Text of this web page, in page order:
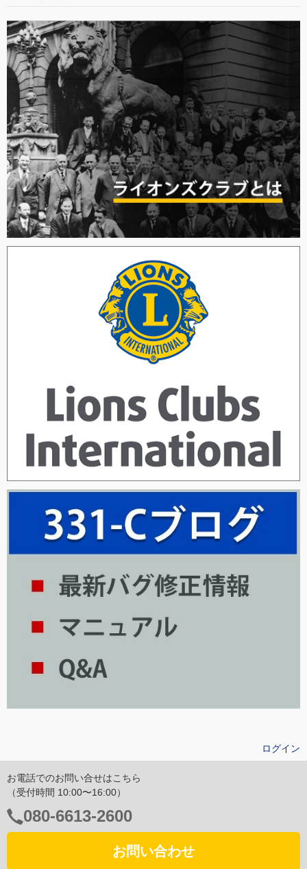
ログイン
お電話でのお問い合せはこちら
（受付時間 10:00〜16:00）
電
話
080-6613-2600
お問い合わせ